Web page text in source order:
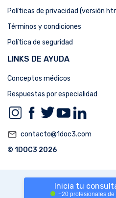
Inicia tu
+20 profesionales
Políticas de privacidad (versión
Términos y condiciones
Política de seguridad
LINKS DE AYUDA
Conceptos médicos
Respuestas por especialidad
mail_outline contacto@1doc3.com
© 1DOC3 2026